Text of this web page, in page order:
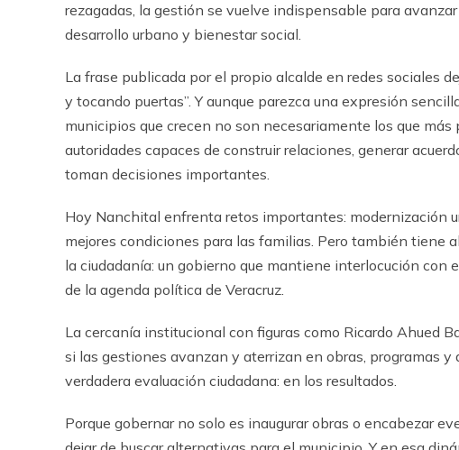
rezagadas, la gestión se vuelve indispensable para
desarrollo urbano y bienestar social.
La frase publicada por el propio alcalde en redes sociales
y tocando puertas”. Y aunque parezca una expresión
municipios que crecen no son necesariamente los que
autoridades capaces de construir relaciones, generar
toman decisiones importantes.
Hoy Nanchital enfrenta retos importantes: modernización
mejores condiciones para las familias. Pero también tiene
la ciudadanía: un gobierno que mantiene interlocución con
de la agenda política de Veracruz.
La cercanía institucional con figuras como Ricardo Ahued
si las gestiones avanzan y aterrizan en obras, programas
verdadera evaluación ciudadana: en los resultados.
Porque gobernar no solo es inaugurar obras o encabezar